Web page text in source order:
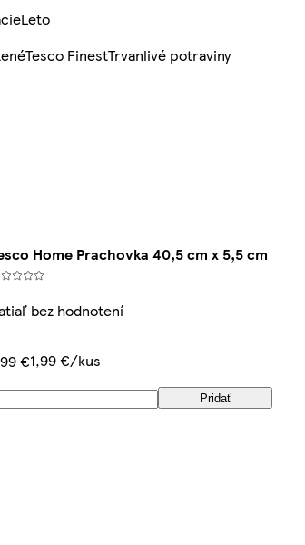
Leto
Tesco FinestTrvanlivé potraviny
Home Prachovka 40,5 cm x 5,5 cm
bez hodnotení
€1,99 €/kus
Pridať